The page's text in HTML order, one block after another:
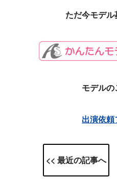
ただ今モデル
モデル
出演依
<< 最近の記事へ